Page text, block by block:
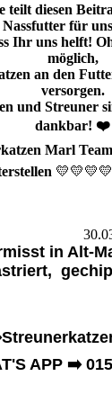
teilt diesen
für
Ihr uns helft!
möglich,
an den
versorgen.
und Streuner
dankbar! ❤️
Marl
in Alt-
APP ➡️